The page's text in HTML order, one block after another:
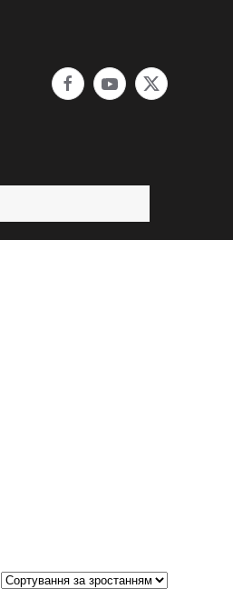
Сортувати таблицю за: